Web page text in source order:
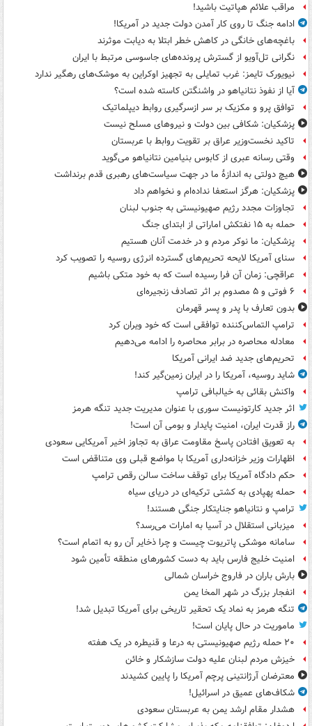
مراقب علائم هپاتیت باشید!
ادامه جنگ تا روی کار آمدن دولت جدید در آمریکا!
باغچه‌های خانگی در کاهش خطر ابتلا به دیابت موثرند
نگرانی تل‌آویو از گسترش پرونده‌های جاسوسی مرتبط با ایران
نیویورک تایمز: غرب تمایلی به تجهیز اوکراین به موشک‌های رهگیر ندارد
آیا از نفوذ نتانیاهو در واشنگتن کاسته شده است؟
توافق پرو و مکزیک بر سر ازسرگیری روابط دیپلماتیک
پزشکیان: شکافی بین دولت و نیروهای مسلح نیست
تاکید نخست‌وزیر عراق بر تقویت روابط با عربستان
وقتی رسانه عبری از کابوس بنیامین نتانیاهو می‌گوید
هیچ دولتی به اندازۀ ما در جهت سیاست‌های رهبری قدم برنداشت
پزشکیان: هرگز استعفا نداده‌ام و نخواهم داد
تجاوزات مجدد رژیم صهیونیستی به جنوب لبنان
حمله به ۱۵ نفتکش‌ اماراتی از ابتدای جنگ
پزشکیان: ما نوکر مردم و در خدمت آنان هستیم
سنای آمریکا لایحه تحریم‌های گسترده انرژی روسیه را تصویب کرد
عراقچی: زمان آن فرا رسیده است که به خود متکی باشیم
۶ فوتی و ۵ مصدوم بر اثر تصادف زنجیره‌ای
بدون تعارف با پدر و پسر قهرمان
ترامپ التماس‌کننده توافقی است که خود ویران کرد
معادله محاصره در برابر محاصره را ادامه می‌دهیم
تحریم‌های جدید ضد ایرانی آمریکا
شاید روسیه، آمریکا را در ایران زمین‌گیر کند!
واکنش بقائی به خیالبافی ترامپ
اثر جدید کارتونیست سوری با عنوان مدیریت جدید تنگه هرمز
راز قدرت ایران، امنیت پایدار و بومی آن است!
به تعویق افتادن پاسخ مقاومت عراق به تجاوز اخیر آمریکایی سعودی
اظهارات وزیر خزانه‌داری آمریکا با مواضع قبلی وی متناقض است
حکم دادگاه آمریکا برای توقف ساخت سالن رقص ترامپ
حمله پهپادی به کشتی ترکیه‌ای در دریای سیاه
ترامپ و نتانیاهو جنایتکار جنگی هستند!
میزبانی استقلال در آسیا به امارات می‌رسد؟
سامانه موشکی پاتریوت چیست و چرا ذخایر آن رو به اتمام است؟
امنیت خلیج فارس باید به دست کشورهای منطقه تأمین شود
بارش باران در فاروج خراسان شمالی
انفجار بزرگ در شهر المخا یمن
تنگه هرمز به نماد یک تحقیر تاریخی برای آمریکا تبدیل شد!
ماموریت در حال پایان است!
۲۰ حمله رژیم صهیونیستی به درعا و قنیطره در یک هفته
خیزش مردم لبنان علیه دولت سازشکار و خائن
معترضان آرژانتینی پرچم آمریکا را پایین کشیدند
شکاف‌های عمیق در اسرائیل!
هشدار مقام ارشد یمن به عربستان سعودی